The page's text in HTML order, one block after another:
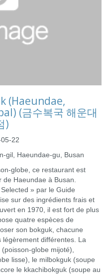
(Haeundae,
(금수복국 해운대
)
22
gil, Haeundae-gu, Busan
globe, ce restaurant est
de Haeundae à Busan.
» par le Guide
sur des ingrédients frais et
en 1970, il est fort de plus
quatre espèces de
son bokguk, chacune
différentes. La
globe mijoté),
lisse), le milbokguk (soupe
le kkachibokguk (soupe au